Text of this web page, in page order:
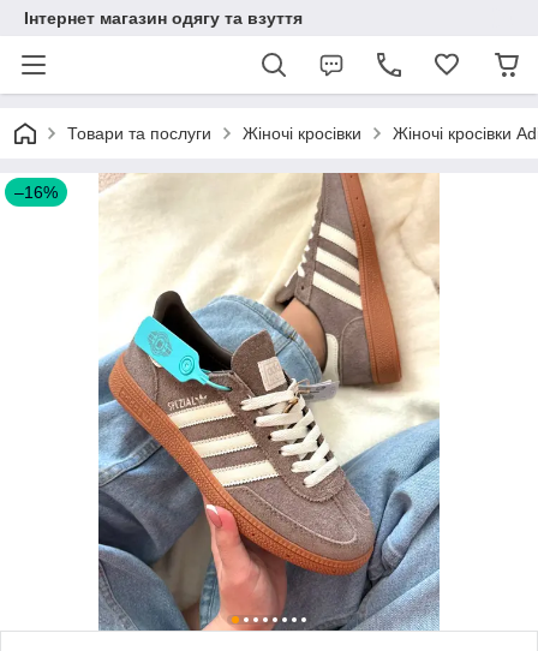
Інтернет магазин одягу та взуття
Товари та послуги Жіночі кросівки Жіночі кросівки
–16%